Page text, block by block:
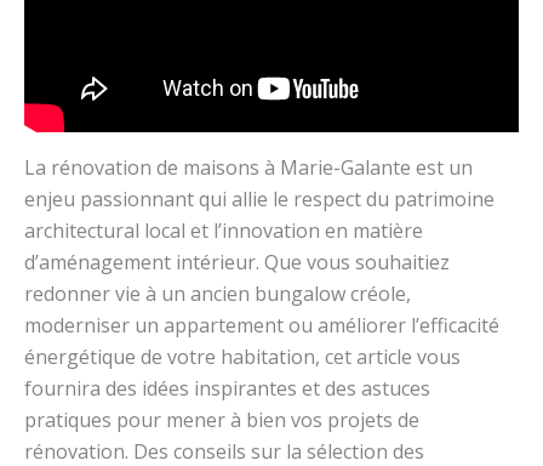
La rénovation de maisons à Marie-Galante est un
enjeu passionnant qui allie le respect du patrimoine
architectural local et l’innovation en matière
d’aménagement intérieur. Que vous souhaitiez
redonner vie à un ancien bungalow créole,
moderniser un appartement ou améliorer l’efficacité
énergétique de votre habitation, cet article vous
fournira des idées inspirantes et des astuces
pratiques pour mener à bien vos projets de
rénovation. Des conseils sur la sélection des